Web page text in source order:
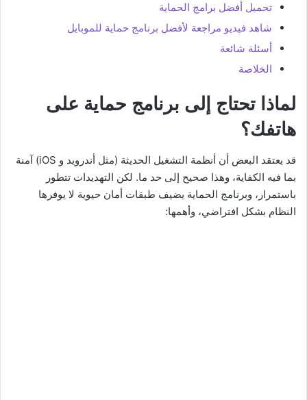
تحميل أفضل برامج الحماية
شاهد فيديو مراجعة لأفضل برنامج حماية للموبايل
أسئلة شائعة
الخلاصة
لماذا تحتاج إلى برنامج حماية على
هاتفك؟
قد يعتقد البعض أن أنظمة التشغيل الحديثة (مثل أندرويد و iOS) آمنة
بما فيه الكفاية، وهذا صحيح إلى حد ما. لكن التهديدات تتطور
باستمرار، وبرنامج الحماية يضيف طبقات أمان حيوية لا يوفرها
النظام بشكل افتراضي، وأهمها: